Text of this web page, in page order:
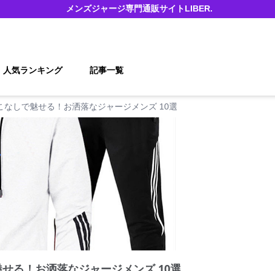
メンズジャージ専門通販サイトLIBER.
人気ランキング 記事一覧
なしで魅せる！お洒落なジャージメンズ 10選